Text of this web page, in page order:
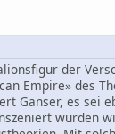
der
Empire» des
Ganser, es sei
wurden